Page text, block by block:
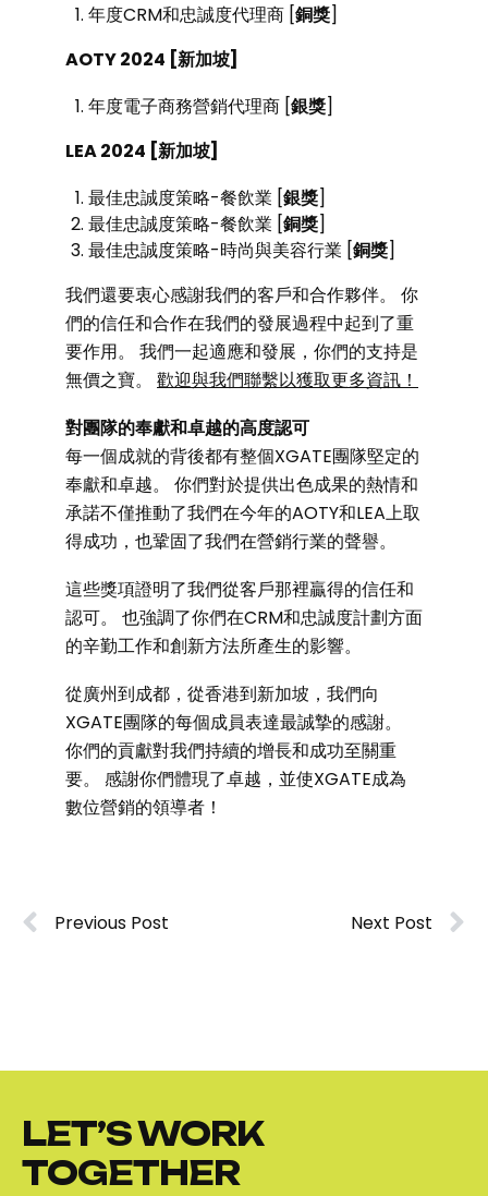
年度CRM和忠誠度代理商 [銅獎]
AOTY 2024 [新加坡]
年度電子商務營銷代理商 [銀獎]
LEA 2024 [新加坡]
最佳忠誠度策略-餐飲業 [銀獎]
最佳忠誠度策略-餐飲業 [銅獎]
最佳忠誠度策略-時尚與美容行業 [銅獎]
我們還要衷心感謝我們的客戶和合作夥伴。 你
們的信任和合作在我們的發展過程中起到了重
要作用。 我們一起適應和發展，你們的支持是
無價之寶。 歡迎與我們聯繫以獲取更多資訊 ！
對團隊的奉獻和卓越的高度認可
每一個成就的背後都有整個XGATE團隊堅定的
奉獻和卓越。 你們對於提供出色成果的熱情和
承諾不僅推動了我們在今年的AOTY和LEA上取
得成功，也鞏固了我們在營銷行業的聲譽。
這些獎項證明了我們從客戶那裡贏得的信任和
認可。 也強調了你們在CRM和忠誠度計劃方面
的辛勤工作和創新方法所產生的影響。
從廣州到成都，從香港到新加坡，我們向
XGATE團隊的每個成員表達最誠摯的感謝。
你們的貢獻對我們持續的增長和成功至關重
要。 感謝你們體現了卓越，並使XGATE成為
數位營銷的領導者！
Previous Post Next Post
LET’S WORK
TOGETHER